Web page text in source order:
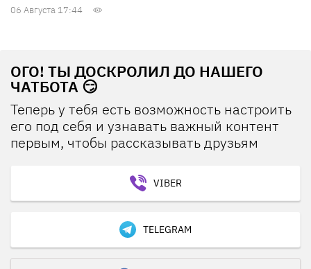
06 Августа 17:44
ОГО! ТЫ ДОСКРОЛИЛ ДО НАШЕГО
ЧАТБОТА 😏
Теперь у тебя есть возможность настроить
его под себя и узнавать важный контент
первым, чтобы рассказывать друзьям
VIBER
TELEGRAM